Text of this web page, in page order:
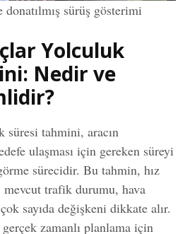
sürüş gösterimi
Yolculuk
Nedir ve
süresi tahmini, aracın
ulaşması için gereken süreyi
sürecidir. Bu tahmin, hız
mevcut trafik durumu, hava
sayıda değişkeni dikkate alır.
zamanlı planlama için